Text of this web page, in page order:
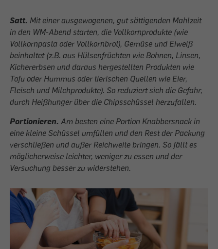
Satt. Mit einer ausgewogenen, gut sättigenden Mahlzeit
in den WM-Abend starten, die Vollkornprodukte (wie
Vollkornpasta oder Vollkornbrot), Gemüse und Eiweiß
beinhaltet (z.B. aus Hülsenfrüchten wie Bohnen, Linsen,
Kichererbsen und daraus hergestellten Produkten wie
Tofu oder Hummus oder tierischen Quellen wie Eier,
Fleisch und Milchprodukte). So reduziert sich die Gefahr,
durch Heißhunger über die Chipsschüssel herzufallen.
Portionieren. Am besten eine Portion Knabbersnack in
eine kleine Schüssel umfüllen und den Rest der Packung
verschließen und außer Reichweite bringen. So fällt es
möglicherweise leichter, weniger zu essen und der
Versuchung besser zu widerstehen.